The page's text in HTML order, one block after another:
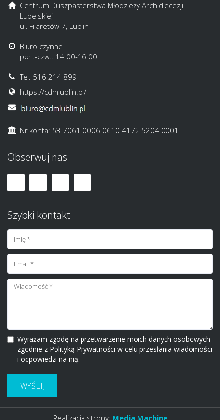
Centrum Duszpasterstwa Młodzieży Archidiecezji
Lubelskiej
ul. Filaretów 7, Lublin
Biuro czynne
pon.-czw.: 14:00-16:00
Tel. 516 214 899
https://cdmlublin.pl/
Nr konta: 53 7061 0006 0610 4172 5204 0001
Obserwuj nas
Szybki kontakt
Wyrażam zgodę na przetwarzenie moich danych osobowych
zgodnie z Polityką Prywatności w celu przesłania wiadomości
i odpowiedzi na nią.
WYŚLIJ
Realizacja strony: Media Machine